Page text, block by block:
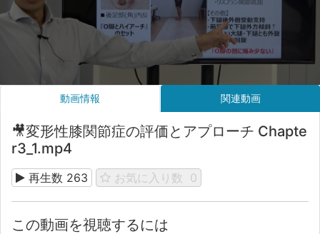
動画情報 関連動画
🎥変形性膝関節症の評価とアプローチ Chapte
r3_1.mp4
再生数 263 お気に入り数 0
この動画を視聴するには